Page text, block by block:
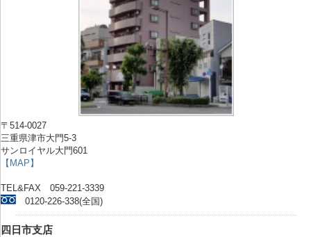
〒514-0027
三重県津市大門5-3
サンロイヤル大門601
【MAP】
TEL&FAX 059-221-3339
0120-226-338(全国)
四日市支店